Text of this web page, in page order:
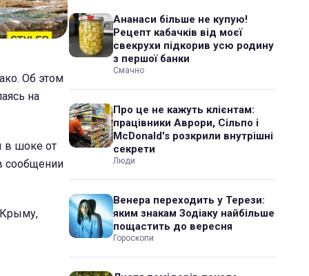
Об этом
на
в шоке от
сообщении
Крыму,
Ананаси більше не купую!
Рецепт кабачків від моєї
свекрухи підкорив усю родину
з першої банки
Смачно
Про це не кажуть клієнтам:
працівники Аврори, Сільпо і
McDonald's розкрили внутрішні
секрети
Люди
Венера переходить у Терези:
яким знакам Зодіаку найбільше
пощастить до вересня
Гороскопи